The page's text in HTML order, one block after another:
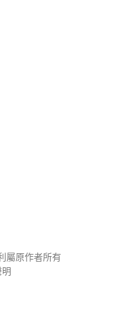
屬原作者所有
明